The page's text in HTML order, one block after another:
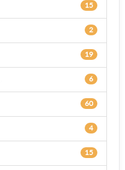
15
2
19
6
60
4
15